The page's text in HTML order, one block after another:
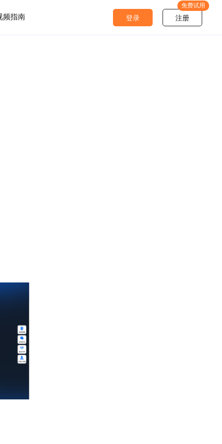
频指南 登录 注册
免费试用